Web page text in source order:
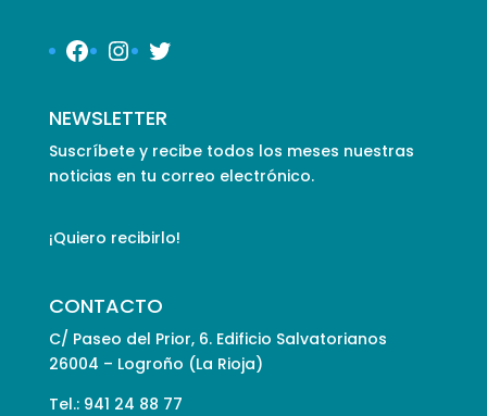
Facebook
Instagram
Twitter
NEWSLETTER
Suscríbete y recibe todos los meses nuestras
noticias en tu correo electrónico.
¡Quiero recibirlo!
CONTACTO
C/ Paseo del Prior, 6. Edificio Salvatorianos
26004 – Logroño (La Rioja)
Tel.: 941 24 88 77